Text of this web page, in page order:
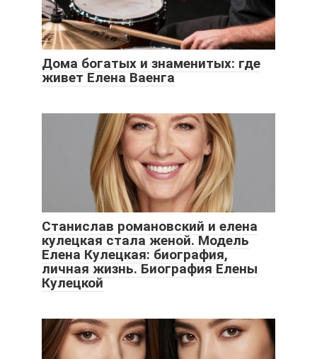
Дома богатых и знаменитых: где
живет Елена Ваенга
Станислав романовский и елена
кулецкая стала женой. Модель
Елена Кулецкая: биография,
личная жизнь. Биография Елены
Кулецкой